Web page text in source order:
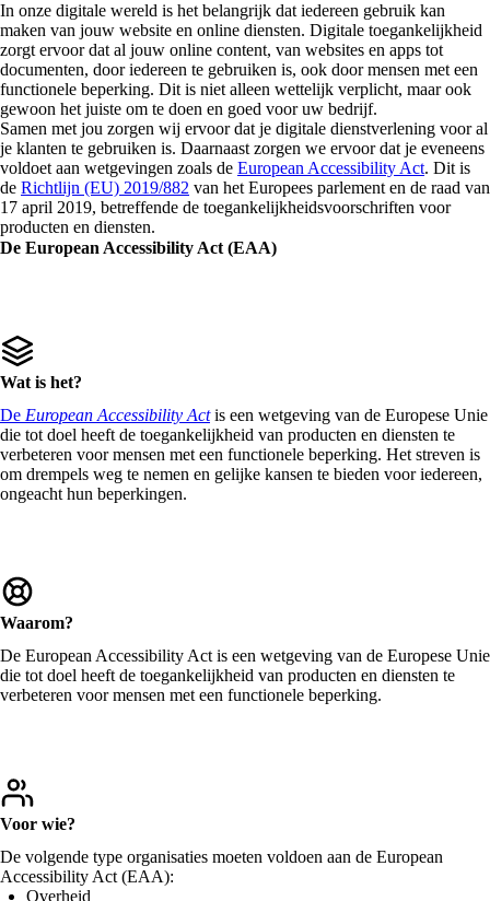
In onze digitale wereld is het belangrijk dat iedereen gebruik kan
maken van jouw website en online diensten. Digitale toegankelijkheid
zorgt ervoor dat al jouw online content, van websites en apps tot
documenten, door iedereen te gebruiken is, ook door mensen met een
functionele beperking. Dit is niet alleen wettelijk verplicht, maar ook
gewoon het juiste om te doen en goed voor uw bedrijf.
Samen met jou zorgen wij ervoor dat je digitale dienstverlening voor al
je klanten te gebruiken is. Daarnaast zorgen we ervoor dat je eveneens
voldoet aan wetgevingen zoals de European Accessibility Act. Dit is
de Richtlijn (EU) 2019/882 van het Europees parlement en de raad van
17 april 2019, betreffende de toegankelijkheidsvoorschriften voor
producten en diensten.
De European Accessibility Act (EAA)
Wat is het?
De European Accessibility Actis een wetgeving van de Europese Unie
die tot doel heeft de toegankelijkheid van producten en diensten te
verbeteren voor mensen met een functionele beperking. Het streven is
om drempels weg te nemen en gelijke kansen te bieden voor iedereen,
ongeacht hun beperkingen.
Waarom?
De European Accessibility Act is een wetgeving van de Europese Unie
die tot doel heeft de toegankelijkheid van producten en diensten te
verbeteren voor mensen met een functionele beperking.
Voor wie?
De volgende type organisaties moeten voldoen aan de European
Accessibility Act (EAA):
Overheid